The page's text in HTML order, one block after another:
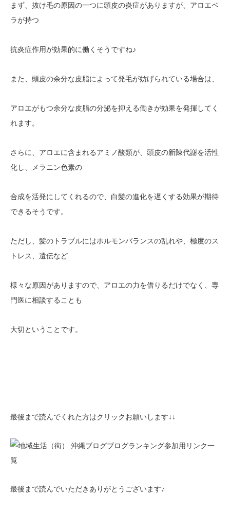
まず、抜け毛の原因の一つに頭皮の炎症がありますが、アロエベ
ラが持つ
抗炎症作用が効果的に働くそうですね♪
また、頭皮の余分な皮脂によって発毛が妨げられている場合は、
アロエがもつ余分な皮脂の分泌を抑える働きが効果を発揮してく
れます。
さらに、アロエに含まれるアミノ酸類が、頭皮の新陳代謝を活性
化し、メラニン色素の
合成を活発にしてくれるので、白髪の進化を遅くする効果が期待
できるそうです。
ただし、髪のトラブルにはホルモンバランスの乱れや、極度のス
トレス、遺伝など
様々な原因がありますので、アロエの力を借りるだけでなく、専
門医に相談することも
大切ということです。
最後まで読んでくれた方はクリックお願いします↓↓
最後まで読んでいただきありがとうございます♪